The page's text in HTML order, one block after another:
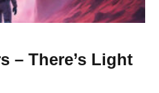
– There’s Light